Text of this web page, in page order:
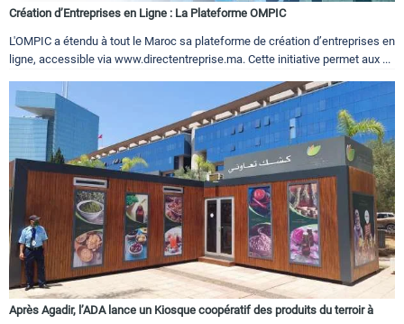
Création d’Entreprises en Ligne : La Plateforme OMPIC
L'OMPIC a étendu à tout le Maroc sa plateforme de création d’entreprises en
ligne, accessible via www.directentreprise.ma. Cette initiative permet aux ...
Après Agadir, l’ADA lance un Kiosque coopératif des produits du terroir à